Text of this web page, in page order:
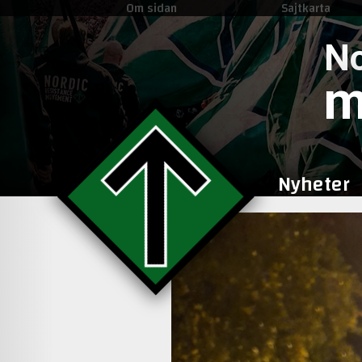
Om sidan Sajtkarta
Nyheter